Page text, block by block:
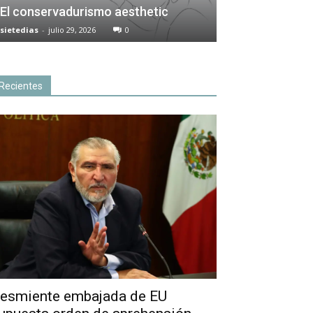
El conservadurismo aesthetic
sietedias - julio 29, 2026 0
embajada de EU